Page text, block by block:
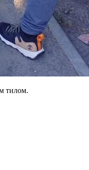
тилом.